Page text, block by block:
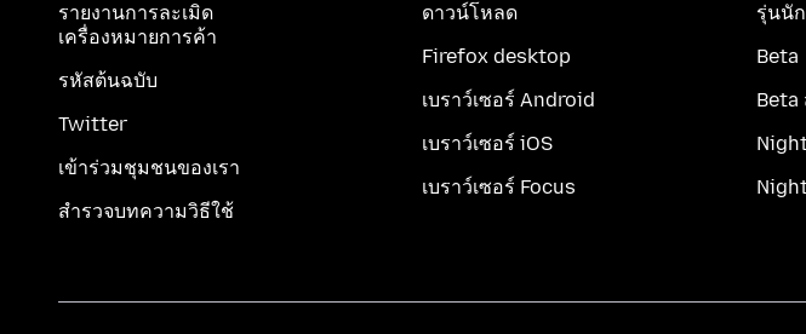
รายงานการละเมิด
เครื่องหมายการค้า
รหัสต้นฉบับ
Twitter
เข้าร่วมชุมชนของเรา
สำรวจบทความวิธีใช้
ดาวน์โหลด
Firefox desktop
เบราว์เซอร์ Android
เบราว์เซอร์ iOS
เบราว์เซอร์ Focus
รุ่นนั
Beta
Beta